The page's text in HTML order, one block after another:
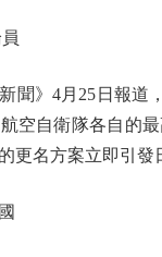
》4月25日報道，
空自衛隊各自的
更名方案立即引